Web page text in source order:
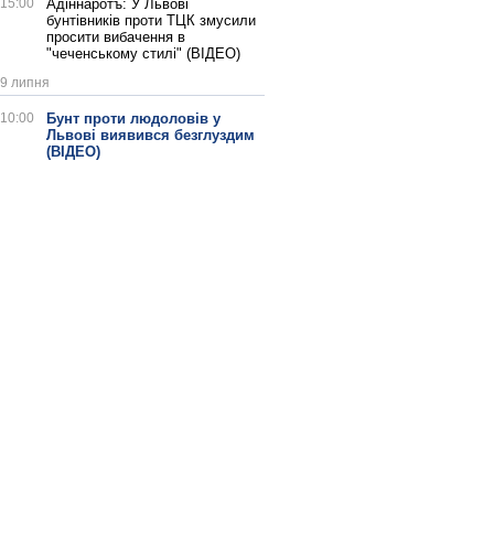
15:00
Адіннаротъ: У Львові
бунтівників проти ТЦК змусили
просити вибачення в
"чеченському стилі" (ВІДЕО)
9 липня
10:00
Бунт проти людоловів у
Львові виявився безглуздим
(ВІДЕО)